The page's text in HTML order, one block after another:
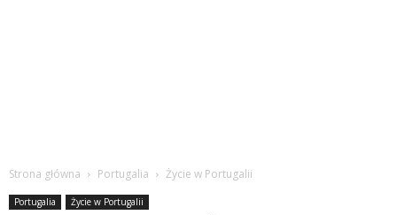
Strona główna Portugalia Życie w Portugalii
Portugalia Życie w Portugalii